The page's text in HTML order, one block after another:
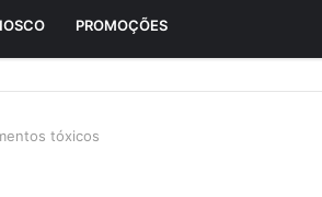
PROMOÇÕES
tóxicos